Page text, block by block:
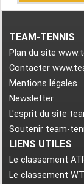
TEAM-TENNIS
Plan du site
Contacter
Mentions légales
Newsletter
L'esprit du site
Soutenir team-
LIENS UTILES
Le classement
Le classement